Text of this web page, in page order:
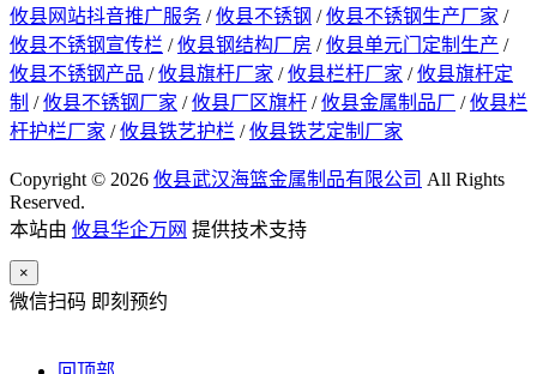
攸县网站抖音推广服务 /攸县不锈钢 /攸县不锈钢生产厂家 /
攸县不锈钢宣传栏 /攸县钢结构厂房 /攸县单元门定制生产 /
攸县不锈钢产品 /攸县旗杆厂家 /攸县栏杆厂家 /攸县旗杆定
制 /攸县不锈钢厂家 /攸县厂区旗杆 /攸县金属制品厂 /攸县栏
杆护栏厂家 /攸县铁艺护栏 /攸县铁艺定制厂家
Copyright © 2026 攸县武汉海篮金属制品有限公司 All Rights
Reserved.
本站由 攸县华企万网 提供技术支持
×
微信扫码 即刻预约